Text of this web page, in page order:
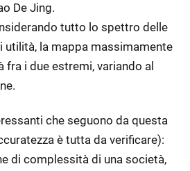
De Jing.
tutto lo spettro delle
utilità, la mappa massimamente
fra i due estremi, variando al
che seguono da questa
è tutta da verificare):
di complessità di una società,